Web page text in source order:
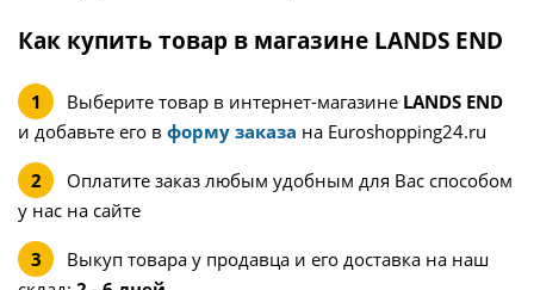
Как купить товар в магазине LANDS END
Выберите товар в интернет-магазине LANDS END
и добавьте его в форму заказа на Euroshopping24.ru
Оплатите заказ любым удобным для Вас способом
у нас на сайте
Выкуп товара у продавца и его доставка на наш